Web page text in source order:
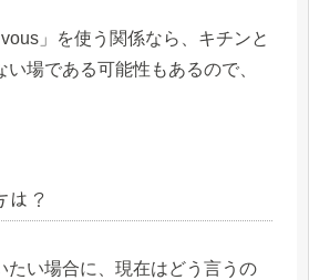
」を使う関係なら、キチンと
場である可能性もあるので、
は？
たい場合に、現在はどう言うの